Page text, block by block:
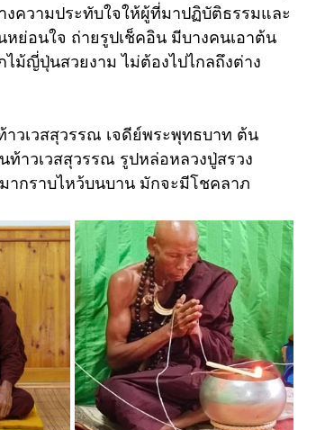
ความประทับใจให้ผู้ที่มาปฏิบัติธรรมและ
ย่อนใจ ถ่ายรูปเช็คอิน มีบางคนเอาต้น
ม้ญี่ปุ่นสวยงาม ไม่ต้องไปไกลถึงต่าง
วเวสสุวรรณ เจดีย์พระพุทธบาท ต้น
ท้าวเวสสุวรรณ รูปหล่อหลวงปู่สรวง
ากราบไหว้บนบาน มักจะมีโชคลาภ